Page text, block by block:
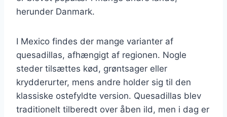
herunder Danmark.
I Mexico findes der mange varianter af
quesadillas, afhængigt af regionen. Nogle
steder tilsættes kød, grøntsager eller
krydderurter, mens andre holder sig til den
klassiske ostefyldte version. Quesadillas blev
traditionelt tilberedt over åben ild, men i dag er